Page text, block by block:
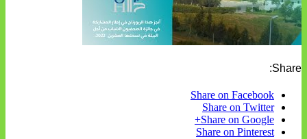
Share:
Share on Facebook
Share on Twitter
Share on Google+
Share on Pinterest